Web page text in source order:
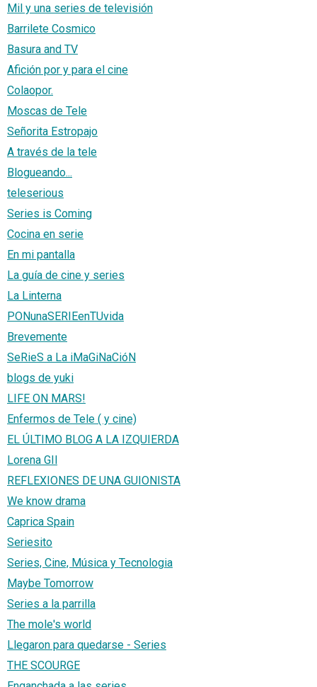
Mil y una series de televisión
Barrilete Cosmico
Basura and TV
Afición por y para el cine
Colaopor.
Moscas de Tele
Señorita Estropajo
A través de la tele
Blogueando...
teleserious
Series is Coming
Cocina en serie
En mi pantalla
La guía de cine y series
La Linterna
PONunaSERIEenTUvida
Brevemente
SeRieS a La iMaGiNaCióN
blogs de yuki
LIFE ON MARS!
Enfermos de Tele ( y cine)
EL ÚLTIMO BLOG A LA IZQUIERDA
Lorena GIl
REFLEXIONES DE UNA GUIONISTA
We know drama
Caprica Spain
Seriesito
Series, Cine, Música y Tecnologia
Maybe Tomorrow
Series a la parrilla
The mole's world
Llegaron para quedarse - Series
THE SCOURGE